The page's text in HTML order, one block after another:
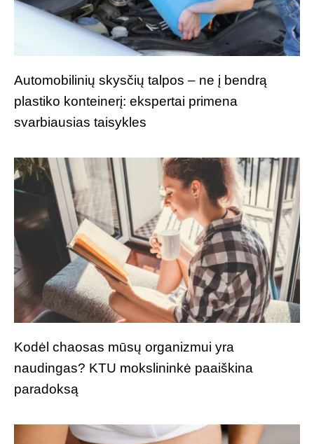
Automobilinių skysčių talpos – ne į bendrą
plastiko konteinerį: ekspertai primena
svarbiausias taisykles
Kodėl chaosas mūsų organizmui yra
naudingas? KTU mokslininkė paaiškina
paradoksą